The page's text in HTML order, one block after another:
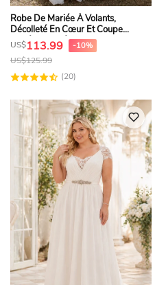
Robe De Mariée À Volants,
Décolleté En Cœur Et Coupe
Trapèze, Ornée De Broderies
Florales
US$113.99 -10%
US$125.99
(20)